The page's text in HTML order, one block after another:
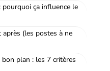
ça influence le
postes à ne
: les 7 critères